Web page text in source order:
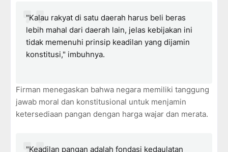
"Kalau rakyat di satu daerah harus beli beras
lebih mahal dari daerah lain, jelas kebijakan ini
tidak memenuhi prinsip keadilan yang dijamin
konstitusi," imbuhnya.
Firman menegaskan bahwa negara memiliki tanggung
jawab moral dan konstitusional untuk menjamin
ketersediaan pangan dengan harga wajar dan merata.
"Keadilan pangan adalah fondasi kedaulatan